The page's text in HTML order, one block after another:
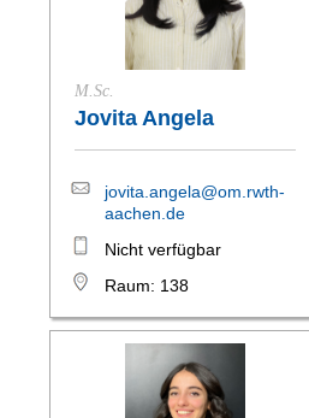
M.Sc.
Jovita Angela
jovita.angela@om.rwth-
aachen.de
Nicht verfügbar
Raum: 138